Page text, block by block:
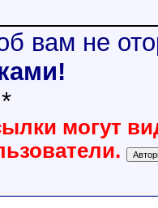
вам не
могут